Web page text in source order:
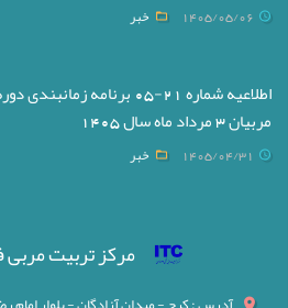
1405/05/06 خبر
اطلاعیه شماره 21-05
مربیان 3 مرداد ماه سال 1405
1405/04/31 خبر
مرکز تربیت